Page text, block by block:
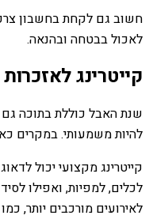
חשוב גם לקחת בחשבון
לאכול בבטחה ובהנאה.
קייטרינג לאזכרות
שנת האבל כוללת בתוכה גם
להיות משמעותי. במקרים
קייטרינג מקצועי יכול
לכלים, למפיות, ואפילו
לאירועים מורכבים יותר,